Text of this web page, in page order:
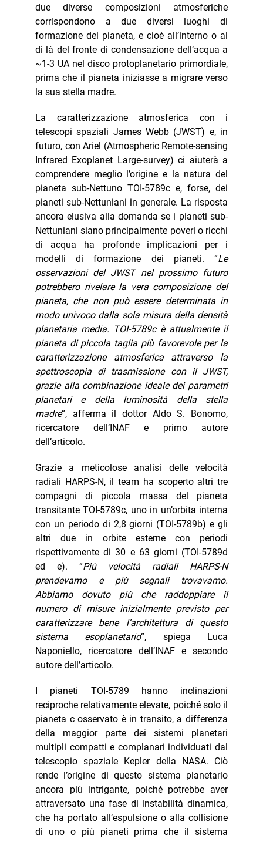
due diverse composizioni atmosferiche
corrispondono a due diversi luoghi di
formazione del pianeta, e cioè all’interno o al
di là del fronte di condensazione dell’acqua a
~1-3 UA nel disco protoplanetario primordiale,
prima che il pianeta iniziasse a migrare verso
la sua stella madre.
La caratterizzazione atmosferica con i
telescopi spaziali James Webb (JWST) e, in
futuro, con Ariel (Atmospheric Remote-sensing
Infrared Exoplanet Large-survey) ci aiuterà a
comprendere meglio l’origine e la natura del
pianeta sub-Nettuno TOI-5789c e, forse, dei
pianeti sub-Nettuniani in generale. La risposta
ancora elusiva alla domanda se i pianeti sub-
Nettuniani siano principalmente poveri o ricchi
di acqua ha profonde implicazioni per i
modelli di formazione dei pianeti. “Le
osservazioni del JWST nel prossimo futuro
potrebbero rivelare la vera composizione del
pianeta, che non può essere determinata in
modo univoco dalla sola misura della densità
planetaria media. TOI-5789c è attualmente il
pianeta di piccola taglia più favorevole per la
caratterizzazione atmosferica attraverso la
spettroscopia di trasmissione con il JWST,
grazie alla combinazione ideale dei parametri
planetari e della luminosità della stella
madre“, afferma il dottor Aldo S. Bonomo,
ricercatore dell’INAF e primo autore
dell’articolo.
Grazie a meticolose analisi delle velocità
radiali HARPS-N, il team ha scoperto altri tre
compagni di piccola massa del pianeta
transitante TOI-5789c, uno in un’orbita interna
con un periodo di 2,8 giorni (TOI-5789b) e gli
altri due in orbite esterne con periodi
rispettivamente di 30 e 63 giorni (TOI-5789d
ed e). “Più velocità radiali HARPS-N
prendevamo e più segnali trovavamo.
Abbiamo dovuto più che raddoppiare il
numero di misure inizialmente previsto per
caratterizzare bene l’architettura di questo
sistema esoplanetario”, spiega Luca
Naponiello, ricercatore dell’INAF e secondo
autore dell’articolo.
I pianeti TOI-5789 hanno inclinazioni
reciproche relativamente elevate, poiché solo il
pianeta c osservato è in transito, a differenza
della maggior parte dei sistemi planetari
multipli compatti e complanari individuati dal
telescopio spaziale Kepler della NASA. Ciò
rende l’origine di questo sistema planetario
ancora più intrigante, poiché potrebbe aver
attraversato una fase di instabilità dinamica,
che ha portato all’espulsione o alla collisione
di uno o più pianeti prima che il sistema